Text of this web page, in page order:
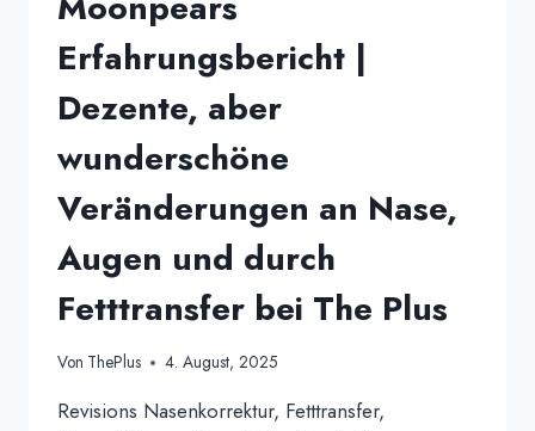
Erfahrungsbericht |
Dezente, aber
wunderschöne
Veränderungen an Nase,
Augen und durch
Fetttransfer bei The Plus
Von ThePlus 4. August, 2025
Revisions Nasenkorrektur, Fetttransfer,